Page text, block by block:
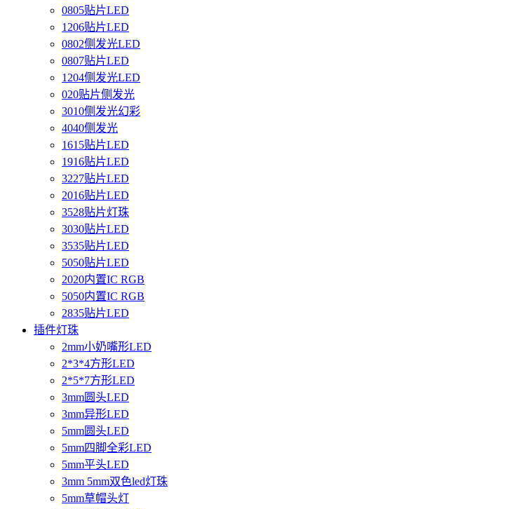
0805贴片LED
1206贴片LED
0802侧发光LED
0807贴片LED
1204侧发光LED
020贴片侧发光
3010侧发光幻彩
4040侧发光
1615贴片LED
1916贴片LED
3227贴片LED
2016贴片LED
3528贴片灯珠
3030贴片LED
3535贴片LED
5050贴片LED
2020内置IC RGB
5050内置IC RGB
2835贴片LED
插件灯珠
2mm小奶嘴形LED
2*3*4方形LED
2*5*7方形LED
3mm圆头LED
3mm异形LED
5mm圆头LED
5mm四脚全彩LED
5mm平头LED
3mm 5mm双色led灯珠
5mm草帽头灯